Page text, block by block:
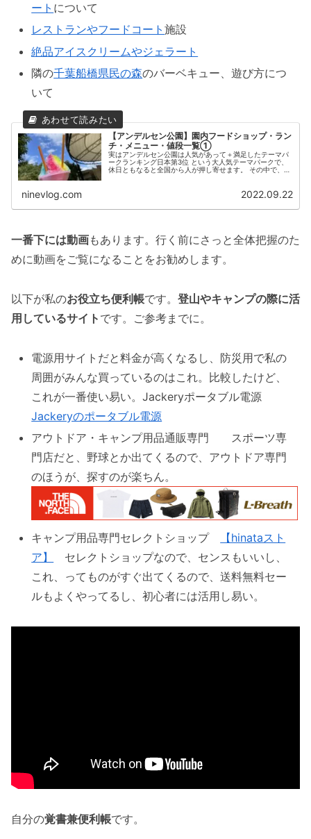
ート について
レストランやフードコート施設
絶品アイスクリームやジェラート
隣の千葉船橋県民の森のバーベキュー、遊び方につ
いて
【アンデルセン公園】園内フードショップ・ラン
チ・メニュー・値段一覧①
実はアンデルセン公園は人気があって＋満足したテーマパ
ークランキング日本第3位 という大人気テーマパークで、
休日ともなると全国から人が押し寄せます。 その中で、今
ninevlog.com 2022.09.22
一番下には動画もあります。行く前にさっと全体把握のた
めに動画をご覧になることをお勧めします。
以下が私のお役立ち便利帳です。 登山やキャンプの際に活
用しているサイト です。ご参考までに。
電源用サイトだと料金が高くなるし、防災用で私の
周囲がみんな買っているのはこれ。比較したけど、
これが一番使い易い。Jackeryポータブル電源
Jackeryのポータブル電源
アウトドア・キャンプ用品通販専門 スポーツ専
門店だと、野球とか出てくるので、アウトドア専門
のほうが、探すのが楽ちん。
キャンプ用品専門セレクトショップ
【hinataスト
ア】
セレクトショップなので、センスもいいし、
これ、ってものがすぐ出てくるので、送料無料セー
ルもよくやってるし、初心者には活用し易い。
自分の覚書兼便利帳です。